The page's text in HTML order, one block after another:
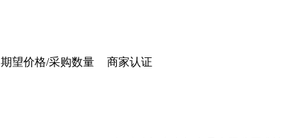
期望价格/采购数量 商家认证